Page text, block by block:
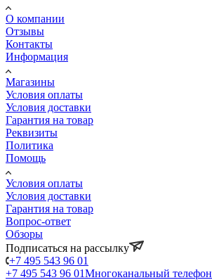
О компании
Отзывы
Контакты
Информация
Магазины
Условия оплаты
Условия доставки
Гарантия на товар
Реквизиты
Политика
Помощь
Условия оплаты
Условия доставки
Гарантия на товар
Вопрос-ответ
Обзоры
Подписаться на рассылку
+7 495 543 96 01
+7 495 543 96 01Многоканальный телефон